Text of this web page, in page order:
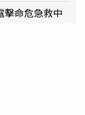
命危急救中